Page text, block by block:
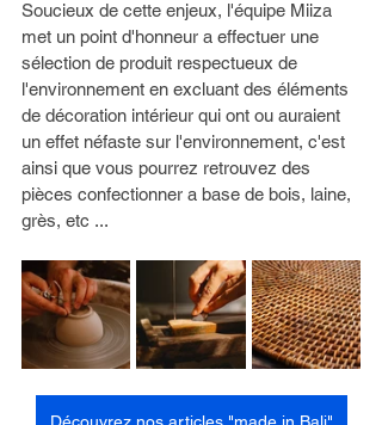
Soucieux de cette enjeux, l'équipe Miiza
met un point d'honneur a effectuer une
sélection de produit respectueux de
l'environnement en excluant des éléments
de décoration intérieur qui ont ou auraient
un effet néfaste sur l'environnement, c'est
ainsi que vous pourrez retrouvez des
pièces confectionner a base de bois, laine,
grès, etc ...